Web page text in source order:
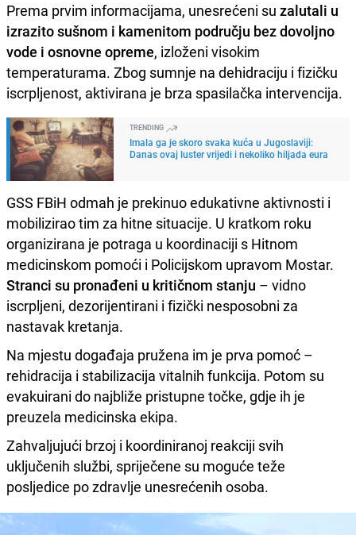
Prema prvim informacijama, unesrećeni su zalutali u
izrazito sušnom i kamenitom području bez dovoljno
vode i osnovne opreme, izloženi visokim
temperaturama. Zbog sumnje na dehidraciju i fizičku
iscrpljenost, aktivirana je brza spasilačka intervencija.
TRENDING
Imala ga je skoro svaka kuća u Jugoslaviji:
Danas ovaj luster vrijedi i nekoliko hiljada eura
GSS FBiH odmah je prekinuo edukativne aktivnosti i
mobilizirao tim za hitne situacije. U kratkom roku
organizirana je potraga u koordinaciji s Hitnom
medicinskom pomoći i Policijskom upravom Mostar.
Stranci su pronađeni u kritičnom stanju – vidno
iscrpljeni, dezorijentirani i fizički nesposobni za
nastavak kretanja.
Na mjestu događaja pružena im je prva pomoć –
rehidracija i stabilizacija vitalnih funkcija. Potom su
evakuirani do najbliže pristupne točke, gdje ih je
preuzela medicinska ekipa.
Zahvaljujući brzoj i koordiniranoj reakciji svih
uključenih službi, spriječene su moguće teže
posljedice po zdravlje unesrećenih osoba.